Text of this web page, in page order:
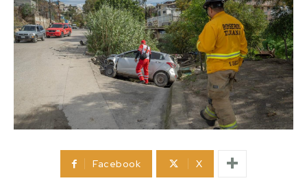
Facebook X